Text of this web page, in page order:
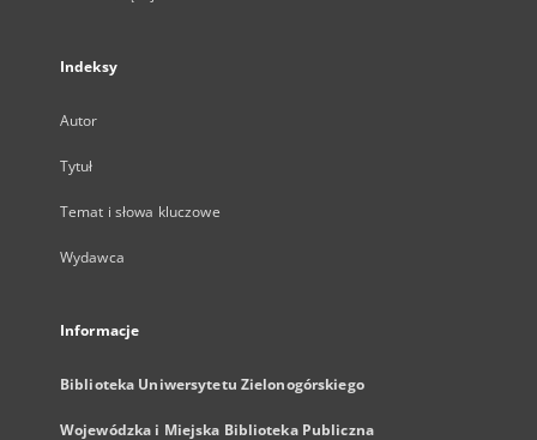
Indeksy
Autor
Tytuł
Temat i słowa kluczowe
Wydawca
Informacje
Biblioteka Uniwersytetu Zielonogórskiego
Wojewódzka i Miejska Biblioteka Publiczna